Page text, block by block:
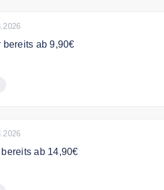
bereits ab 9,90€
ab 14,90€